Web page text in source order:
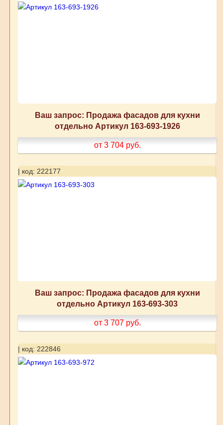
Ваш запрос: Продажа фасадов для кухни
отдельно Артикул 163-693-1926
от 3 704 руб.
| код: 222177
Ваш запрос: Продажа фасадов для кухни
отдельно Артикул 163-693-303
от 3 707 руб.
| код: 222846